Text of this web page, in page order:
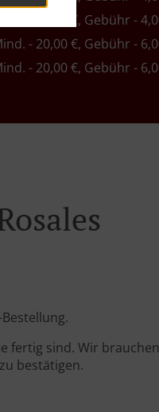
- 18,00 €, Gebühr -
- 20,00 €, Gebühr -
- 20,00 €, Gebühr -
fertig sind. Wir
bestätigen.